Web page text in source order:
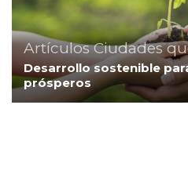
Artículos Ciudades
Desarrollo sostenible
prósperos